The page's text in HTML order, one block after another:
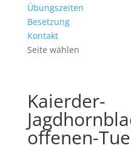
Übungszeiten
Besetzung
Kontakt
Seite wählen
Kaierder-
offenen-